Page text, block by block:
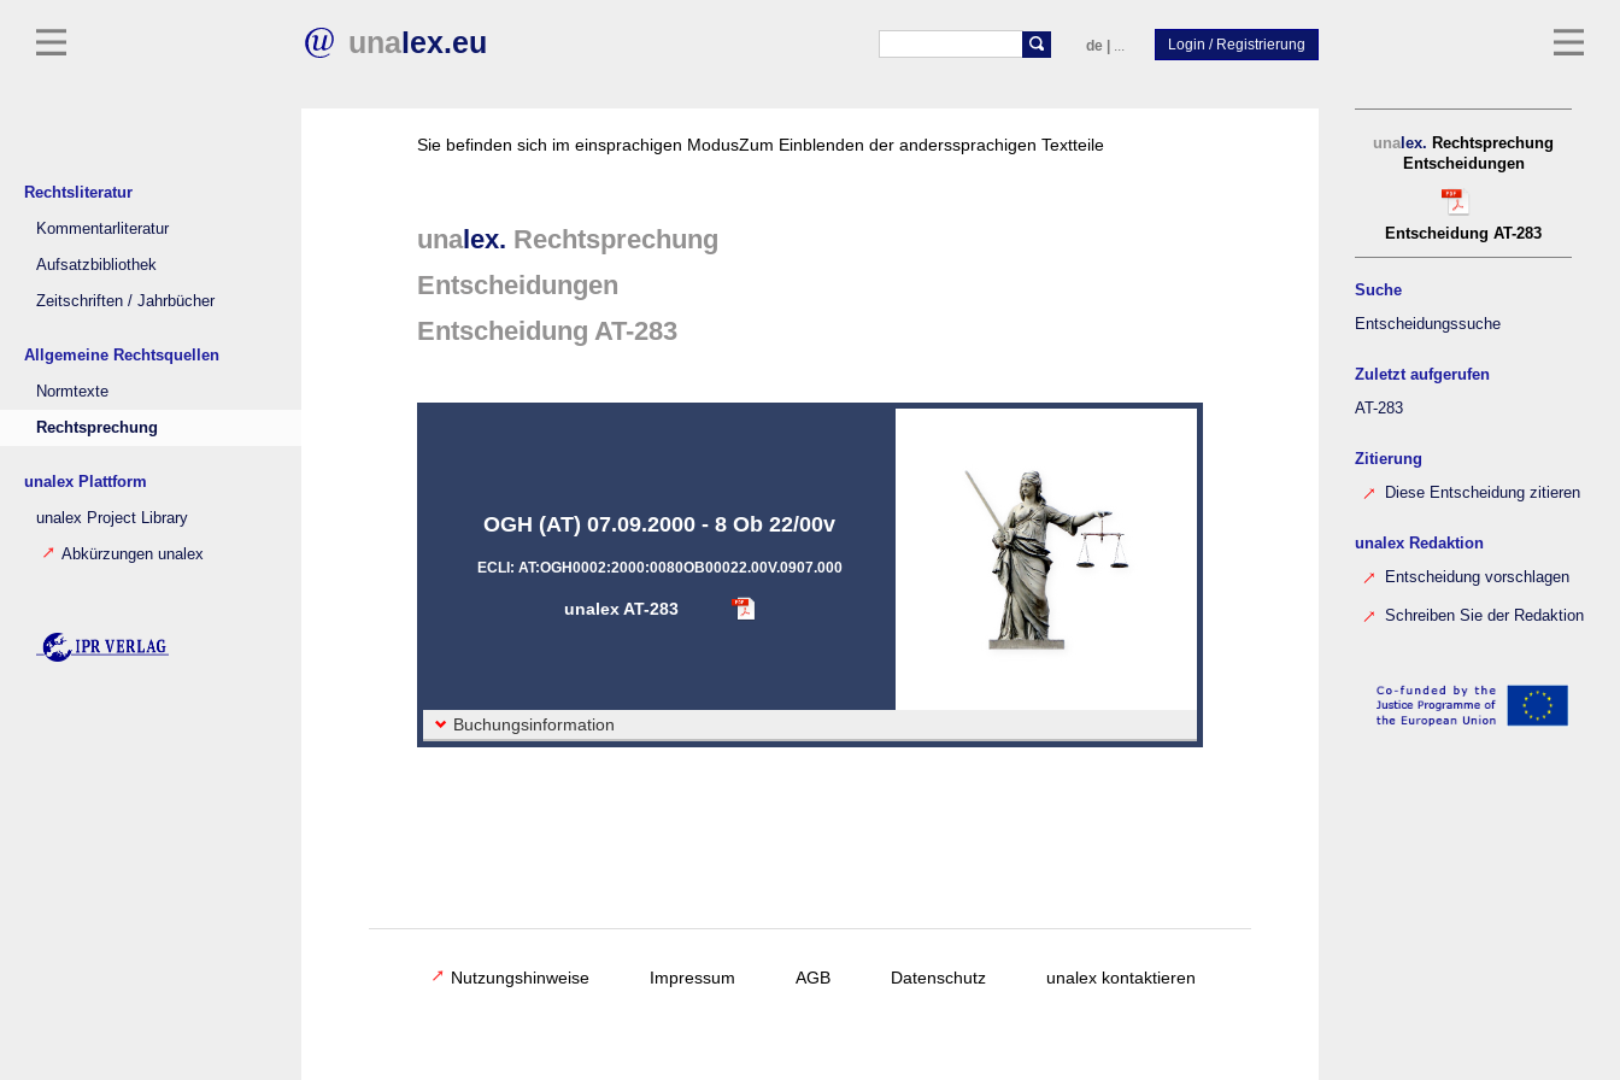
unalex.eu de |
Rechtsliteratur
Kommentarliteratur
Aufsatzbibliothek
Zeitschriften / Jahrbücher
Allgemeine Rechtsquellen
Normtexte
Rechtsprechung
unalex Plattform
unalex Project Library
Abkürzungen unalex
una lex. Rechtsprechung
Entscheidungen
Entscheidung AT-283
Suche
Entscheidungssuche
Zuletzt aufgerufen
AT-283
Zitierung
Diese Entscheidung zitieren
unalex Redaktion
Entscheidung vorschlagen
Schreiben Sie der Redaktion
Sie befinden sich im einsprachigen ModusZum Einblenden der anderssprachigen Textteile
unalex. Rechtsprechung
Entscheidungen
Entscheidung AT-283
OGH (AT) 07.09.2000 - 8 Ob 22/00v
ECLI: AT:OGH0002:2000:0080OB00022.00V.0907.000
unalex AT-283
Buchungsinformation
Nutzungshinweise Impressum AGB Datenschutz unalex kontaktieren